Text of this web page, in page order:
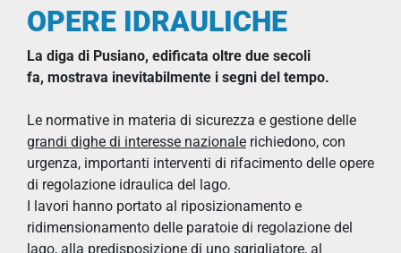
OPERE IDRAULICHE
La diga di Pusiano, edificata oltre due secoli
fa, mostrava inevitabilmente i segni del tempo.
Le normative in materia di sicurezza e gestione delle
grandi dighe di interesse nazionale richiedono, con
urgenza, importanti interventi di rifacimento delle opere
di regolazione idraulica del lago.
I lavori hanno portato al riposizionamento e
ridimensionamento delle paratoie di regolazione del
lago, alla predisposizione di uno sgrigliatore, al